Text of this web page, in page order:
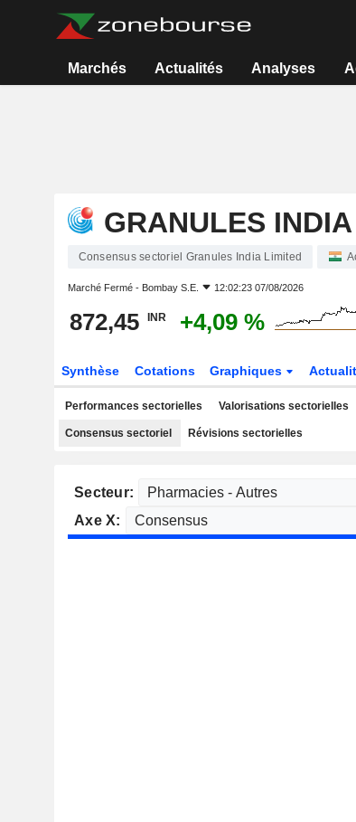
Marchés Actualités Analyses
GRANULES
Consensus sectoriel Granules India Limited
Marché Fermé - Bombay S.E. 12:02:23 07/08/2026
872,45 INR +4,09 %
Synthèse Cotations Graphiques
Performances sectorielles Valorisations sectorielles
Consensus sectoriel Révisions sectorielles
Secteur:
Axe X: